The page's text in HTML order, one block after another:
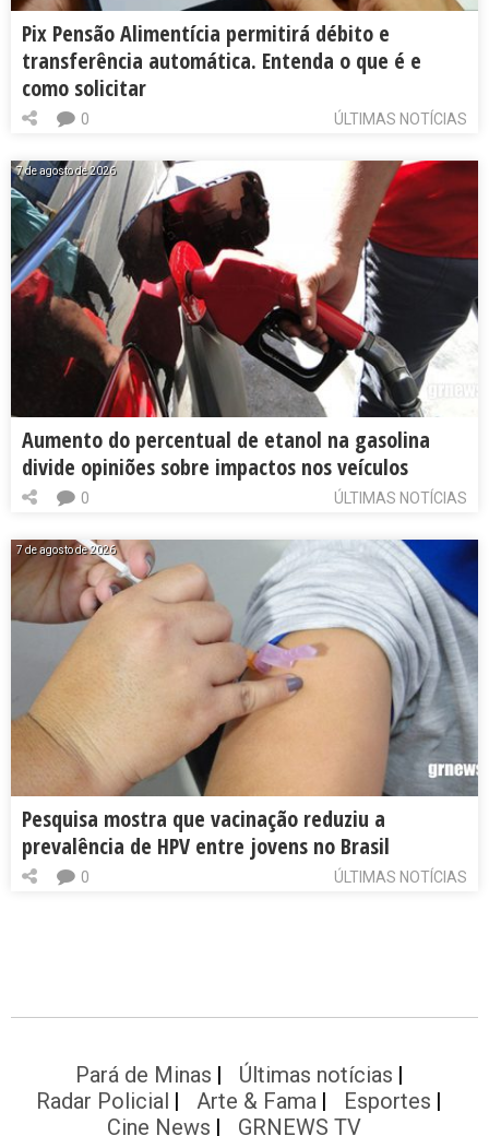
Pix Pensão Alimentícia permitirá débito e
transferência automática. Entenda o que é e
como solicitar
ÚLTIMAS NOTÍCIAS
0
7 de agosto de 2026
Aumento do percentual de etanol na gasolina
divide opiniões sobre impactos nos veículos
ÚLTIMAS NOTÍCIAS
0
7 de agosto de 2026
Pesquisa mostra que vacinação reduziu a
prevalência de HPV entre jovens no Brasil
ÚLTIMAS NOTÍCIAS
0
Pará de Minas
Últimas notícias
Radar Policial
Arte & Fama
Esportes
Cine News
GRNEWS TV